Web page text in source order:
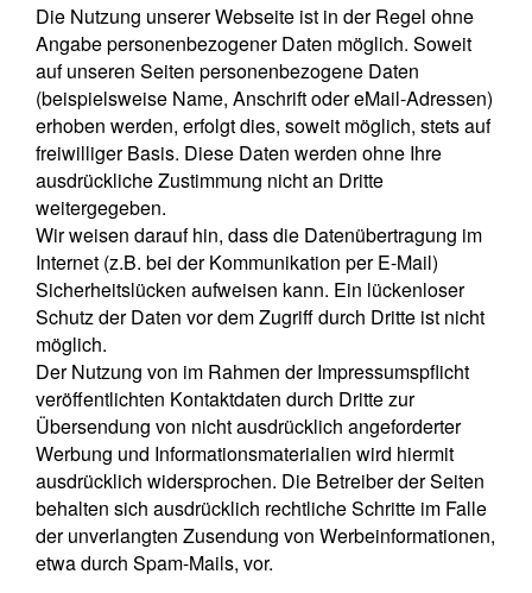
Die Nutzung unserer Webseite ist in der Regel ohne
Angabe personenbezogener Daten möglich. Soweit
auf unseren Seiten personenbezogene Daten
(beispielsweise Name, Anschrift oder eMail-Adressen)
erhoben werden, erfolgt dies, soweit möglich, stets auf
freiwilliger Basis. Diese Daten werden ohne Ihre
ausdrückliche Zustimmung nicht an Dritte
weitergegeben.
Wir weisen darauf hin, dass die Datenübertragung im
Internet (z.B. bei der Kommunikation per E-Mail)
Sicherheitslücken aufweisen kann. Ein lückenloser
Schutz der Daten vor dem Zugriff durch Dritte ist nicht
möglich.
Der Nutzung von im Rahmen der Impressumspflicht
veröffentlichten Kontaktdaten durch Dritte zur
Übersendung von nicht ausdrücklich angeforderter
Werbung und Informationsmaterialien wird hiermit
ausdrücklich widersprochen. Die Betreiber der Seiten
behalten sich ausdrücklich rechtliche Schritte im Falle
der unverlangten Zusendung von Werbeinformationen,
etwa durch Spam-Mails, vor.